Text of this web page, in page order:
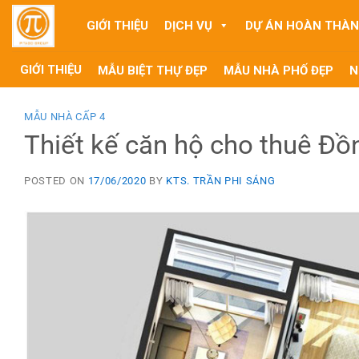
Skip
content
GIỚI THIỆU DỊCH VỤ DỰ ÁN HOÀN
GIỚI THIỆU MẪU BIỆT THỰ ĐẸP MẪU NHÀ PHỐ ĐẸP
MẪU NHÀ CẤP 4
Thiết kế căn hộ cho thuê
POSTED ON 17/06/2020 BY KTS. TRẦN PHI SÁNG